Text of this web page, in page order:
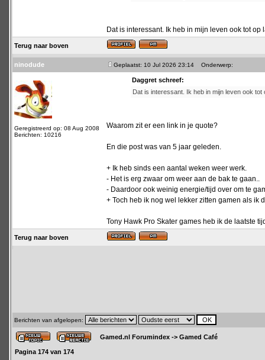
Dat is interessant. Ik heb in mijn leven ook tot
Terug naar boven
ninodude Geplaatst: 10 Jul 2026 23:14 Onderwerp:
Geregistreerd op: 08 Aug 2008
Berichten: 10216
Daggret schreef:
Dat is interessant. Ik heb in mijn leven ook
Waarom zit er een link in je quote?
En die post was van 5 jaar geleden.
+ Ik heb sinds een aantal weken weer werk.
- Het is erg zwaar om weer aan de bak te gaan..
- Daardoor ook weinig energie/tijd over om te
+ Toch heb ik nog wel lekker zitten gamen als ik
Tony Hawk Pro Skater games heb ik de laatste
Terug naar boven
Berichten van afgelopen:
Gamed.nl Forumindex -> Gamed Café
Pagina 174 van 174